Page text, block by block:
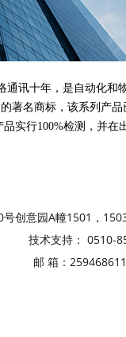
通讯十年，是自动化和
著名商标，该系列产品
实行100%检测，并在
创意园A幢1501，
支持： 0510-
邮 箱：